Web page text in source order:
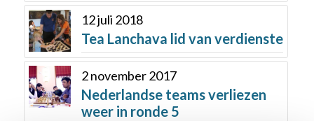
12 juli 2018
Tea Lanchava lid van verdienste
2 november 2017
Nederlandse teams verliezen
weer in ronde 5